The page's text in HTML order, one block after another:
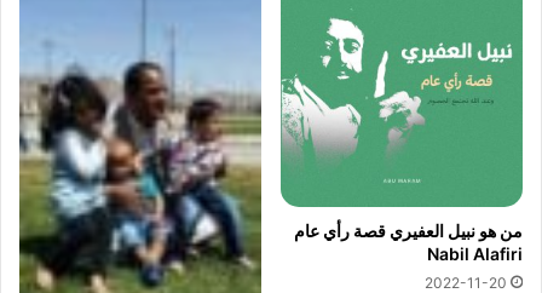
من هو نبيل العفيري قصة رأي عام
Nabil Alafiri
2022-11-20